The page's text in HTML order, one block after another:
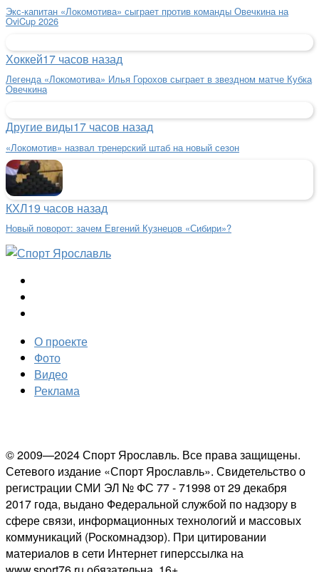
Экс-капитан «Локомотива» сыграет против команды Овечкина на
OviCup 2026
Хоккей17 часов назад
Легенда «Локомотива» Илья Горохов сыграет в звездном матче Кубка
Овечкина
Другие виды17 часов назад
«Локомотив» назвал тренерский штаб на новый сезон
КХЛ19 часов назад
Новый поворот: зачем Евгений Кузнецов «Сибири»?
О проекте
Фото
Видео
Реклама
© 2009—2024 Спорт Ярославль. Все права защищены.
Сетевого издание «Спорт Ярославль». Свидетельство о
регистрации СМИ ЭЛ № ФС 77 - 71998 от 29 декабря
2017 года, выдано Федеральной службой по надзору в
сфере связи, информационных технологий и массовых
коммуникаций (Роскомнадзор). При цитировании
материалов в сети Интернет гиперссылка на